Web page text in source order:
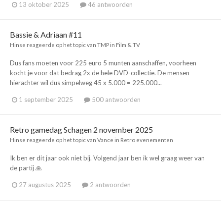
13 oktober 2025 46 antwoorden
Bassie & Adriaan #11
Hinse reageerde op het topic van TMP in Film & TV
Dus fans moeten voor 225 euro 5 munten aanschaffen, voorheen
kocht je voor dat bedrag 2x de hele DVD-collectie. De mensen
hierachter wil dus simpelweg 45 x 5.000 = 225.000...
1 september 2025 500 antwoorden
Retro gamedag Schagen 2 november 2025
Hinse reageerde op het topic van Vance in Retro evenementen
Ik ben er dit jaar ook niet bij. Volgend jaar ben ik wel graag weer van
de partij 🙏
27 augustus 2025 2 antwoorden